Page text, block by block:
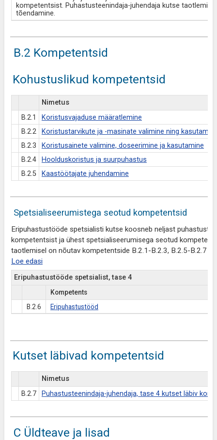
kompetentsist. Puhastusteenindaja-juhendaja kutse
tõendamine.
B.2 Kompetentsid
Kohustuslikud kompetentsid
Nimetus
B.2.1
Koristusvajaduse määratlemine
B.2.2
Koristustarvikute ja -masinate valimine ning
B.2.3
Koristusainete valimine, doseerimine ja kasutamine
B.2.4
Hoolduskoristus ja suurpuhastus
B.2.5
Kaastöötajate juhendamine
Spetsialiseerumistega seotud kompetentsid
Eripuhastustööde spetsialisti kutse koosneb neljast
kompetentsist ja ühest spetsialiseerumisega seotud
taotlemisel on nõutav kompetentside B.2.1-B.2.3, B.2.5-B.2.7
Loe edasi
Eripuhastustööde spetsialist, tase 4
Kompetents
B.2.6
Eripuhastustööd
Kutset läbivad kompetentsid
Nimetus
B.2.7
Puhastusteenindaja-juhendaja, tase 4 kutset läbiv
C Üldteave ja lisad